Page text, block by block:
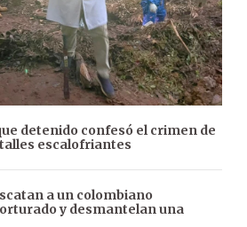
detenido confesó el crimen de
escalofriantes
a un colombiano
y desmantelan una